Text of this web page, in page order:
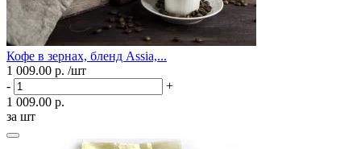
Кофе в зернах, бленд Assia,...
1 009.00 р. /шт
-
+
1 009.00 р.
за шт